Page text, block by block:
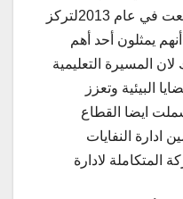
واستهدفت أفراد المجتمع وتوسعت في عام 2013لتركز
يمثلون أحد أهم
المسيرة التعليمية
البيئية وتعزز
ايضا القطاع
ادارة النفايات
المتكاملة لادارة